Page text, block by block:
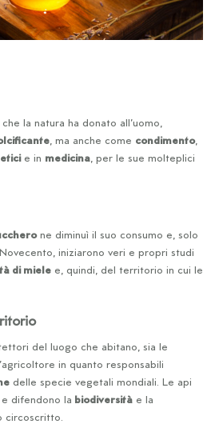
la natura ha donato all’uomo,
, ma anche come condimento,
e in medicina, per le sue molteplici
ne diminuì il suo consumo e, solo
iniziarono veri e propri studi
di miele e, quindi, del territorio in cui le
del luogo che abitano, sia le
in quanto responsabili
delle specie vegetali mondiali. Le api
e difendono la biodiversità e la
circoscritto.